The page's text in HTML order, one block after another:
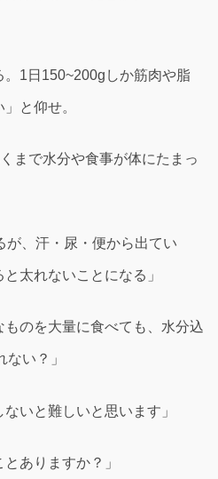
。1日150~200gしか筋肉や脂
と仰せ。
まで水分や食事が体にたまっ
が、汗・尿・便から出てい
太れないことになる」
のを大量に食べても、水分込
い？」
いと難しいと思います」
ありますか？」